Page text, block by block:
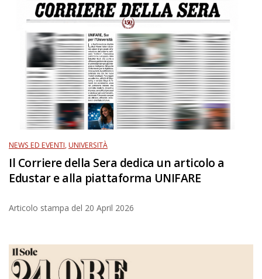
NEWS ED EVENTI,UNIVERSITÀ
Il Corriere della Sera dedica un articolo a
Edustar e alla piattaforma UNIFARE
Articolo stampa del 20 April 2026